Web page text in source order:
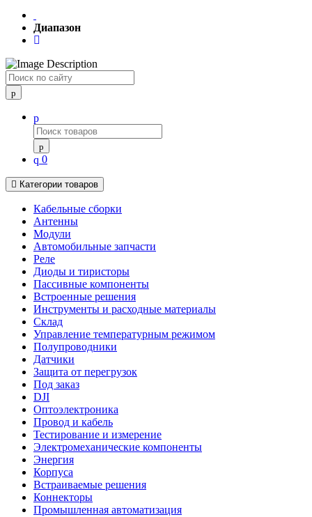
Диапазон
Поиск
0
Категории товаров
Кабельные сборки
Антенны
Модули
Автомобильные запчасти
Реле
Диоды и тиристоры
Пассивные компоненты
Встроенные решения
Инструменты и расходные материалы
Склад
Управление температурным режимом
Полупроводники
Датчики
Защита от перегрузок
Под заказ
DJI
Оптоэлектроника
Провод и кабель
Тестирование и измерение
Электромеханические компоненты
Энергия
Корпуса
Встраиваемые решения
Коннекторы
Промышленная автоматизация